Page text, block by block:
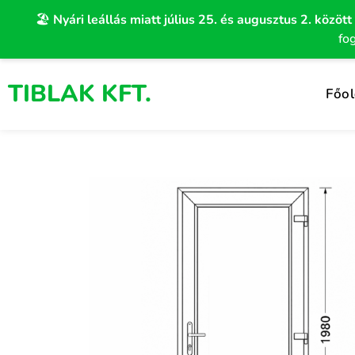
🏖️ Nyári leállás miatt július 25. és augusztus 2.
TIBLAK KFT.